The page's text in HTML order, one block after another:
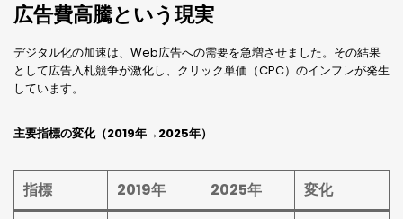
広告費高騰という現実
デジタル化の加速は、Web広告への需要を急増させました。その結果
として広告入札競争が激化し、クリック単価（CPC）のインフレが発生
しています。
主要指標の変化（2019年→2025年）
指標 2019年 2025年
変化